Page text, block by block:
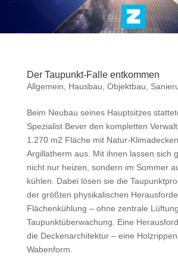
Der Taupunkt-Falle entkommen
Allgemein, Hausbau, Objektbau,
Beim Neubau seines Hauptsitzes
Spezialist Bever den kompletten
1.270 m2 Fläche mit Natur-
Argillatherm aus. Mit ihnen lassen sich
nicht nur heizen, sondern im Sommer
kühlen. Dabei lösen sie die
der größten physikalischen
Flächenkühlung – ohne zentrale
Taupunktüberwachung. Eine
die Deckenarchitektur – eine
Wabenform.